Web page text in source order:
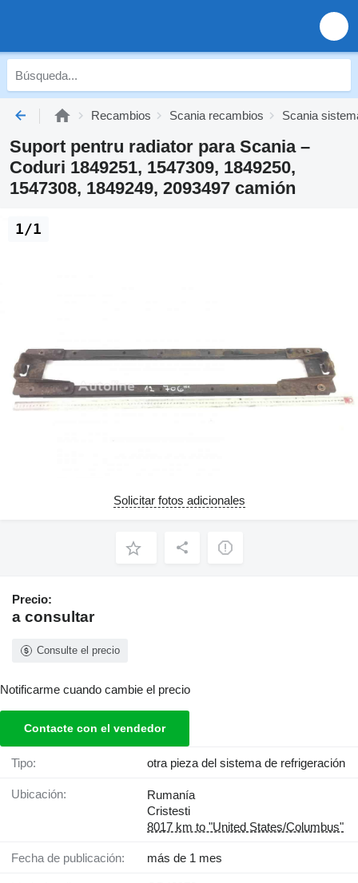
Recambios Scania recambios Scania
Suport pentru radiator para Scania –
Coduri 1849251, 1547309, 1849250,
1547308, 1849249, 2093497 camión
1/1
Solicitar fotos adicionales
Precio:
a consultar
Consulte el precio
Notificarme cuando cambie el precio
Contacte con el vendedor
Tipo: otra pieza del sistema de refrigeración
Ubicación:
Rumanía
Cristesti
8017 km to "United States/Columbus"
Fecha de publicación: más de 1 mes